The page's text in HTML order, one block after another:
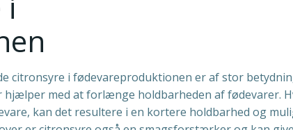
citronsyre i fødevareproduktionen er af stor
med at forlænge holdbarheden af fødevarer.
kan det resultere i en kortere holdbarhed og